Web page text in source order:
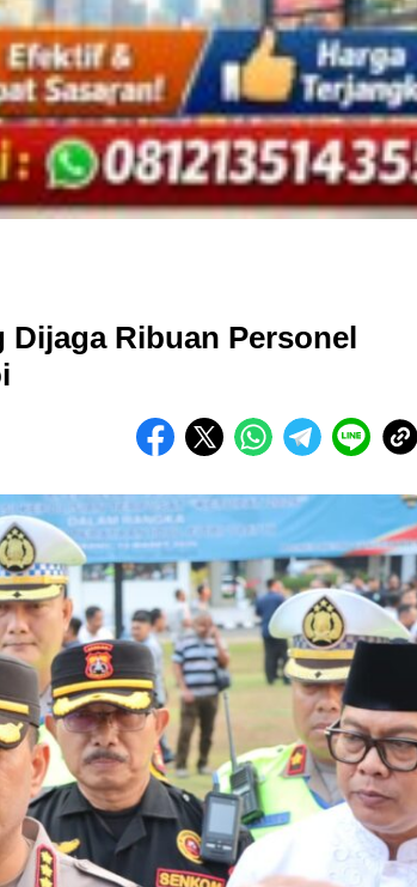
Dijaga Ribuan Personel